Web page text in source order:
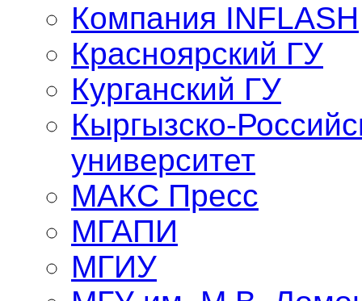
Компания INFLASH
Красноярский ГУ
Курганский ГУ
Кыргызско-
университет
МАКС Пресс
МГАПИ
МГИУ